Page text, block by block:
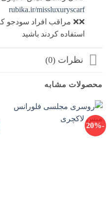
rubika.ir/missluxuryscarf
❌❌ مراقب افراد سودجو
استفاده کردند باشید
نظرات (0)
محصولات مشابه
-20%